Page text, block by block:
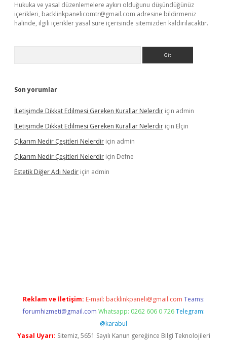
Hukuka ve yasal düzenlemelere aykırı olduğunu düşündüğünüz
içerikleri, backlinkpanelicomtr@gmail.com adresine bildirmeniz
halinde, ilgili içerikler yasal süre içerisinde sitemizden kaldırılacaktır.
Son yorumlar
İLetişimde Dikkat Edilmesi Gereken Kurallar Nelerdir için admin
İLetişimde Dikkat Edilmesi Gereken Kurallar Nelerdir için Elçin
Çıkarım Nedir Çeşitleri Nelerdir için admin
Çıkarım Nedir Çeşitleri Nelerdir için Defne
Estetik Diğer Adı Nedir için admin
Reklam ve İletişim: E-mail: backlinkpaneli@gmail.com Teams:
forumhizmeti@gmail.com Whatsapp: 0262 606 0 726 Telegram:
@karabul
Yasal Uyarı: Sitemiz, 5651 Sayılı Kanun gereğince Bilgi Teknolojileri